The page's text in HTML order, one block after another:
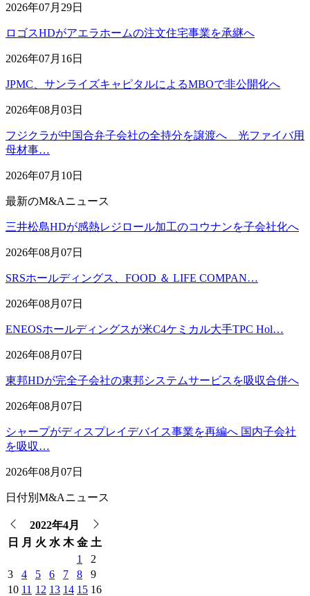
2026年07月29日
ロゴスHDがアエラホームの注文住宅事業を承継へ
2026年07月16日
JPMC、サンライズキャピタルによるMBOで非公開化へ
2026年08月03日
フジクラが中国合弁子会社の全持分を譲渡へ 光ファイバ用
母材事…
2026年07月10日
最新のM&Aニュース
三井松島HDが感熱レジロール加工のコウナンを子会社化へ
2026年08月07日
SRSホールディングス、FOOD ＆ LIFE COMPAN…
2026年08月07日
ENEOSホールディングスが米C4ケミカル大手TPC Hol…
2026年08月07日
東邦HDが完全子会社の東邦システムサービスを吸収合併へ
2026年08月07日
シャープがディスプレイデバイス事業を再編へ 国内子会社
を吸収…
2026年08月07日
日付別M&Aニュース
2022年4月
日
月 火 水 木 金 土
1
2
3
4 5 6 7 8
9
10 11 12 13 14 15 16